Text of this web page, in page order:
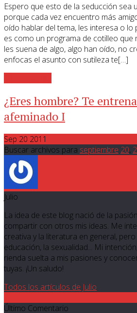
Espero que esto de la seducción sea
porque cada vez encuentro más
oído hablar del tema, les interesa o lo
es como un programa de cotilleo que
les suena de algo, algo han oído, no
enfocas el asunto con sutileza te[…]
¿Eres hombre? Te
afeminado I
Sep 20 2011
Buscar archivos para septiembre 20,
Julio
La idea de este blog nació de la
compartir con otros mis ideas. Me
creativa y la literatura en general,
educación, la sexualidad... Mi
rienda suelta a mis pasiones y
tuyas. ¡Un saludo!
Todos los artículos de Julio
Último Comentario